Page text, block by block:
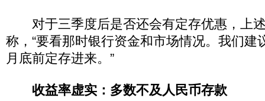
对于三季度后是否还会有定存优惠，上
称，“要看那时银行资金和市场情况。我们建
月底前定存进来。”
收益率虚实：多数不及人民币存款